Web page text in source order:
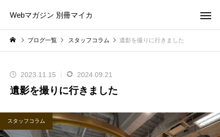
Webマガジン 別冊マイカ
ブログ一覧 スタッフコラム 遺影を撮りに行きました
2023.11.15 2024.09.21
遺影を撮りに行きました
スタッフコラム